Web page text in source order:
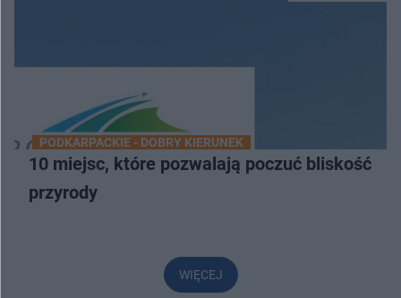
PODKARPACKIE - DOBRY KIERUNEK
10 miejsc, które pozwalają poczuć bliskość
przyrody
WIĘCEJ